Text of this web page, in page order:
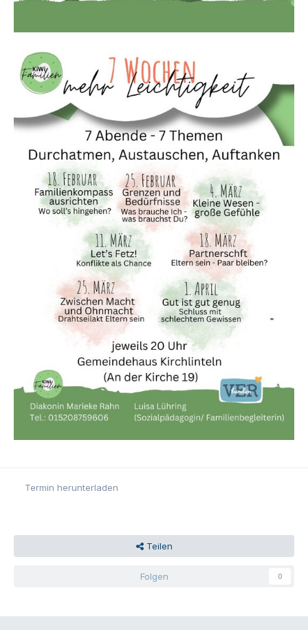
Termin herunterladen
Teilen
Folgen 0